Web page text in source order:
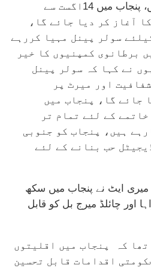
ممکنہ اقدامات کررہے ہیں، پنجاب میں 14اگست سے
آغاز کر دیا جائے گا،
سولر پینل مہیا کررہے
برطانوی کمپنیوں کا خیر
نے کہا کہ سولر پینل
اور میرٹ پر
جائے گا، پنجاب میں
کے لئے تمام تر
ہیں، پنجاب کو جنوبی
حب بنانے کے لئے
ایٹ نے پنجاب میں سکھ
اور چائلڈ میرج بل کو قابل
کہ پنجاب میں اقلیتوں
اقدامات قابل تحسین